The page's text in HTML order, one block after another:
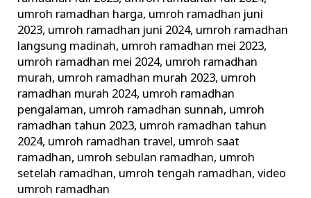
umroh ramadhan harga, umroh ramadhan juni
2023, umroh ramadhan juni 2024, umroh ramadhan
langsung madinah, umroh ramadhan mei 2023,
umroh ramadhan mei 2024, umroh ramadhan
murah, umroh ramadhan murah 2023, umroh
ramadhan murah 2024, umroh ramadhan
pengalaman, umroh ramadhan sunnah, umroh
ramadhan tahun 2023, umroh ramadhan tahun
2024, umroh ramadhan travel, umroh saat
ramadhan, umroh sebulan ramadhan, umroh
setelah ramadhan, umroh tengah ramadhan,video
umroh ramadhan